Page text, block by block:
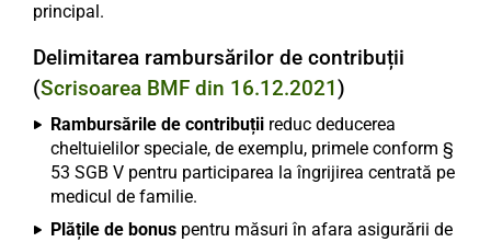
principal.
Delimitarea rambursărilor de contribuții
(Scrisoarea BMF din 16.12.2021)
Rambursările de contribuții reduc deducerea
cheltuielilor speciale, de exemplu, primele conform §
53 SGB V pentru participarea la îngrijirea centrată pe
medicul de familie.
Plățile de bonus pentru măsuri în afara asigurării de